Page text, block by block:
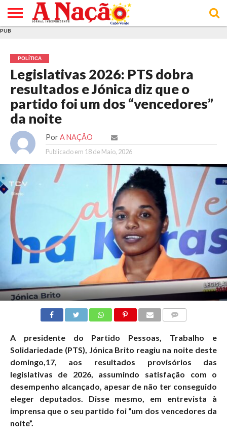
E DE
COOKIES
DE
UTILIZAÇÃO
PUB
POLÍTICA
Legislativas 2026: PTS dobra
resultados e Jónica diz que o
partido foi um dos “vencedores”
da noite
Por A NAÇÃO
Publicado em 18 de Maio, 2026
A presidente do Partido Pessoas, Trabalho e
Solidariedade (PTS), Jónica Brito reagiu na noite deste
domingo,17, aos resultados provisórios das
legislativas de 2026, assumindo satisfação com o
desempenho alcançado, apesar de não ter conseguido
eleger deputados. Disse mesmo, em entrevista à
imprensa que o seu partido foi “um dos vencedores da
noite”.